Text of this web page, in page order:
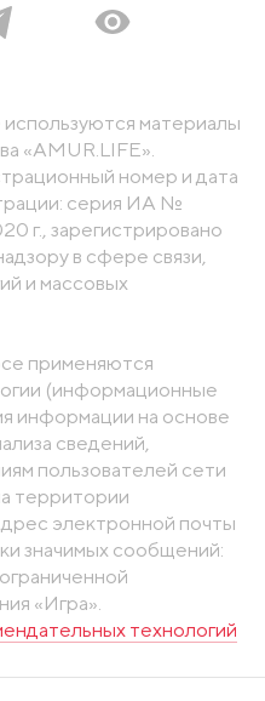
материалы
«AMUR.LIFE».
номер и дата
серия ИА №
г., зарегистрировано
в сфере связи,
и массовых
применяются
(информационные
информации на основе
сведений,
пользователей сети
территории
электронной почты
значимых сообщений:
«Игра».
технологий